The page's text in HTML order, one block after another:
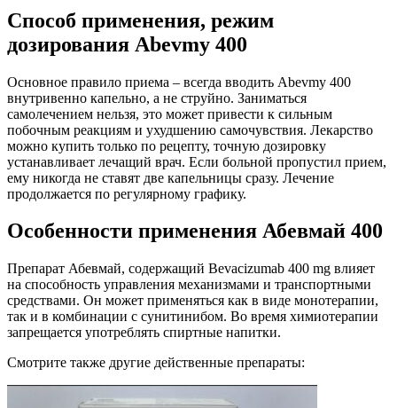
Способ применения, режим
дозирования Abevmy 400
Основное правило приема – всегда вводить Abevmy 400
внутривенно капельно, а не струйно. Заниматься
самолечением нельзя, это может привести к сильным
побочным реакциям и ухудшению самочувствия. Лекарство
можно купить только по рецепту, точную дозировку
устанавливает лечащий врач. Если больной пропустил прием,
ему никогда не ставят две капельницы сразу. Лечение
продолжается по регулярному графику.
Особенности применения Абевмай 400
Препарат Абевмай, содержащий Bevacizumab 400 mg влияет
на способность управления механизмами и транспортными
средствами. Он может применяться как в виде монотерапии,
так и в комбинации с сунитинибом. Во время химиотерапии
запрещается употреблять спиртные напитки.
Смотрите также другие действенные препараты: